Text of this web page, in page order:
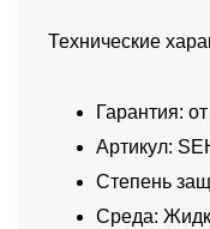
Технические
Гарантия:
Артикул:
Степень
Среда: